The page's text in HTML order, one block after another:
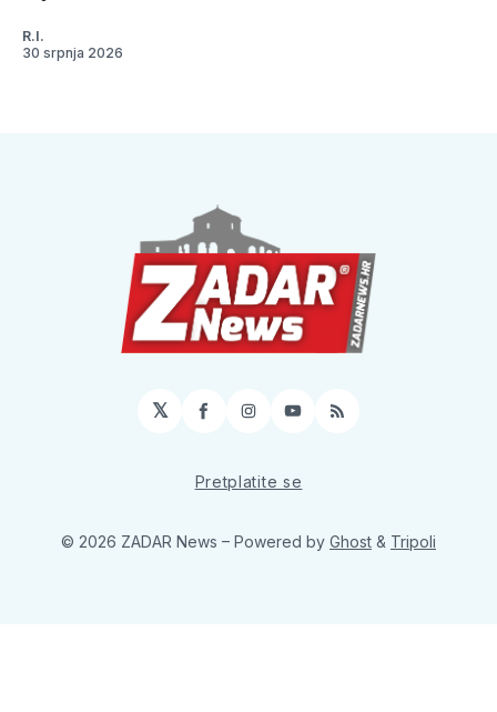
R.I.
30 srpnja 2026
𝕏 Facebook
Instagram
YouTube
RSS
Pretplatite se
© 2026 ZADAR News – Powered by Ghost & Tripoli